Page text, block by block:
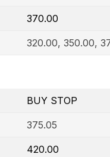
370.00
320.00, 350.00,
BUY STOP
375.05
420.00